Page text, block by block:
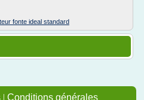
fonte ideal standard
| Conditions générales